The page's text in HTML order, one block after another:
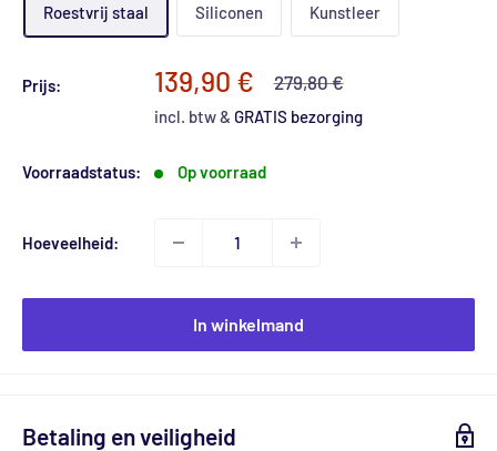
Roestvrij staal Siliconen Kunstleer
Prijs:
Speciale
prijs
139,90 €
Normale
279,80 €
incl. btw & GRATIS bezorging
Voorraadstatus: Op voorraad
Hoeveelheid:
In winkelmand
Betaling en veiligheid